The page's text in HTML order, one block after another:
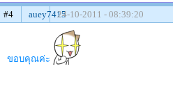
#4 auey741524-10-2011 - 08:39:20
ขอบคุณค่ะ